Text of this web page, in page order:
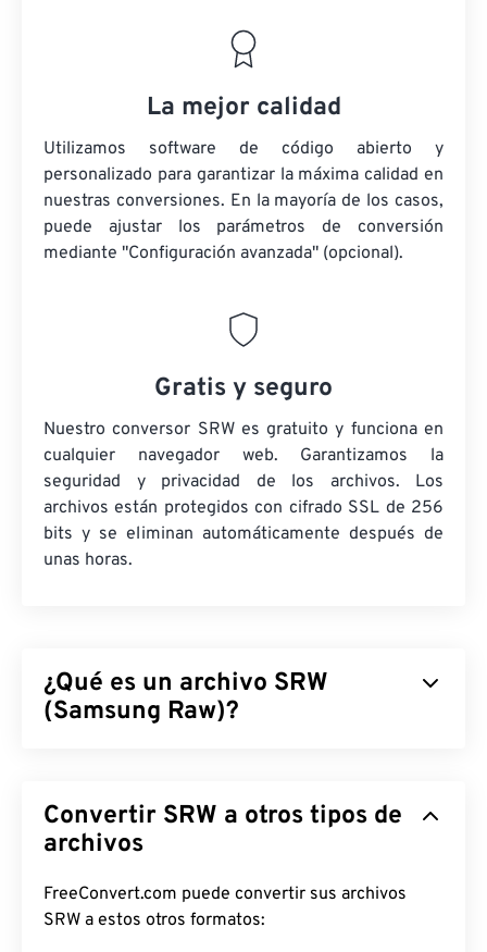
La mejor calidad
Utilizamos software de código abierto y
personalizado para garantizar la máxima calidad en
nuestras conversiones. En la mayoría de los casos,
puede ajustar los parámetros de conversión
mediante "Configuración avanzada" (opcional).
Gratis y seguro
Nuestro conversor SRW es gratuito y funciona en
cualquier navegador web. Garantizamos la
seguridad y privacidad de los archivos. Los
archivos están protegidos con cifrado SSL de 256
bits y se eliminan automáticamente después de
unas horas.
¿Qué es un archivo SRW
(Samsung Raw)?
Samsung. Los fotógrafos profesionales usan
archivos RAW porque pueden controlar el
una gran ventaja y beneficio de trabajar con el tipo
de archivo SRW.
Convertir SRW a otros tipos de
archivos
FreeConvert.com puede convertir sus archivos
SRW a estos otros formatos: